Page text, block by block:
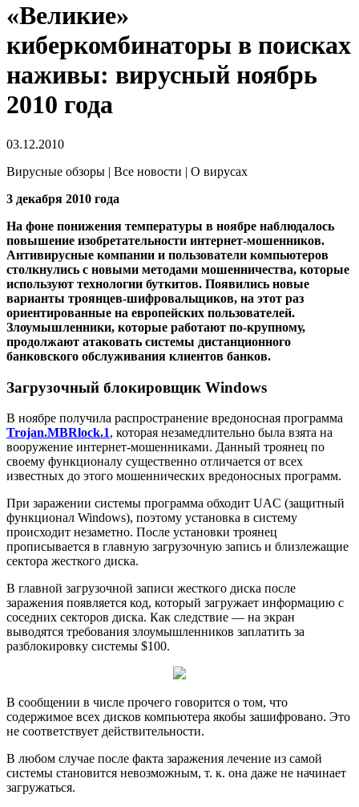
«Великие»
киберкомбинаторы в поисках
наживы: вирусный ноябрь
2010 года
03.12.2010
Вирусные обзоры | Все новости | О вирусах
3 декабря 2010 года
На фоне понижения температуры в ноябре наблюдалось
повышение изобретательности интернет-мошенников.
Антивирусные компании и пользователи компьютеров
столкнулись с новыми методами мошенничества, которые
используют технологии буткитов. Появились новые
варианты троянцев-шифровальщиков, на этот раз
ориентированные на европейских пользователей.
Злоумышленники, которые работают по-крупному,
продолжают атаковать системы дистанционного
банковского обслуживания клиентов банков.
Загрузочный блокировщик Windows
В ноябре получила распространение вредоносная программа
Trojan.MBRlock.1, которая незамедлительно была взята на
вооружение интернет-мошенниками. Данный троянец по
своему функционалу существенно отличается от всех
известных до этого мошеннических вредоносных программ.
При заражении системы программа обходит UAC (защитный
функционал Windows), поэтому установка в систему
происходит незаметно. После установки троянец
прописывается в главную загрузочную запись и близлежащие
сектора жесткого диска.
В главной загрузочной записи жесткого диска после
заражения появляется код, который загружает информацию с
соседних секторов диска. Как следствие — на экран
выводятся требования злоумышленников заплатить за
разблокировку системы $100.
В сообщении в числе прочего говорится о том, что
содержимое всех дисков компьютера якобы зашифровано. Это
не соответствует действительности.
В любом случае после факта заражения лечение из самой
системы становится невозможным, т. к. она даже не начинает
загружаться.